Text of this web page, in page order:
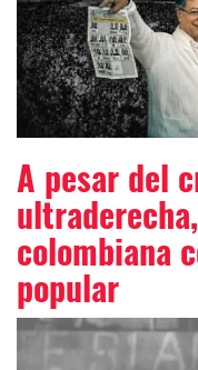
A pesar del
colombiana
popular